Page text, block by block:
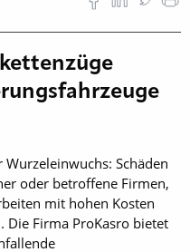
Wurzeleinwuchs: Schäden
oder betroffene Firmen,
mit hohen Kosten
Firma ProKasro bietet